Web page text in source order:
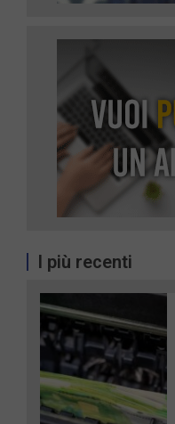
I più recenti